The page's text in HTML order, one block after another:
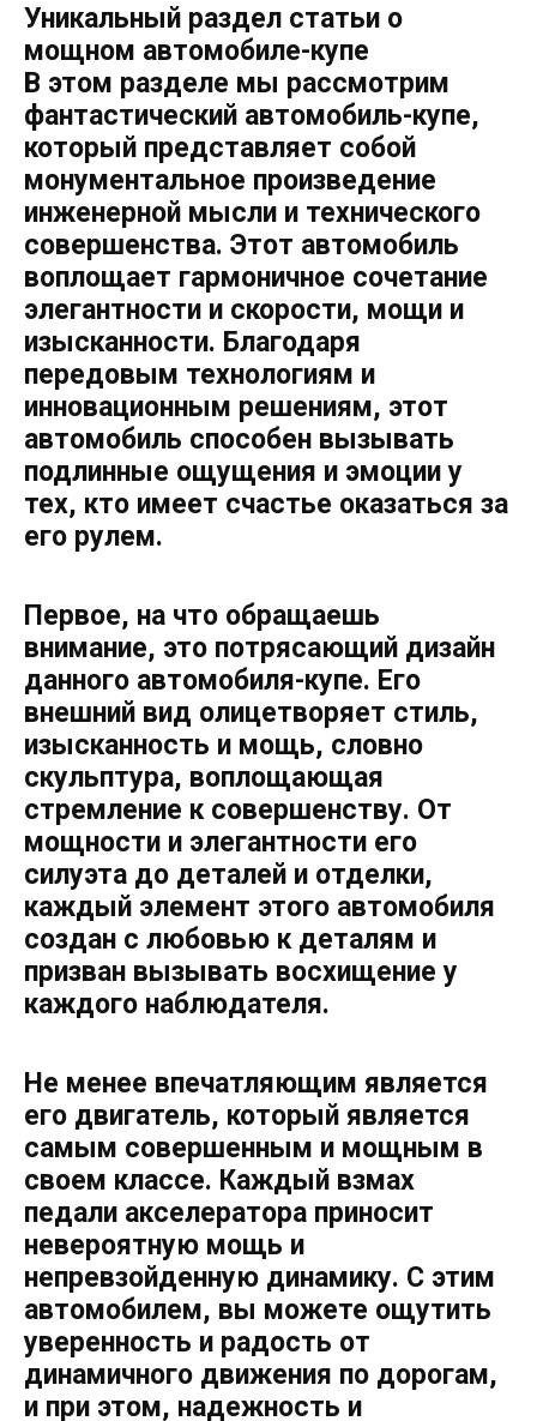
Уникальный раздел статьи о
мощном автомобиле-купе
В этом разделе мы рассмотрим
фантастический автомобиль-купе,
который представляет собой
монументальное произведение
инженерной мысли и технического
совершенства. Этот автомобиль
воплощает гармоничное сочетание
элегантности и скорости, мощи и
изысканности. Благодаря
передовым технологиям и
инновационным решениям, этот
автомобиль способен вызывать
подлинные ощущения и эмоции у
тех, кто имеет счастье оказаться за
его рулем.
Первое, на что обращаешь
внимание, это потрясающий дизайн
данного автомобиля-купе. Его
внешний вид олицетворяет стиль,
изысканность и мощь, словно
скульптура, воплощающая
стремление к совершенству. От
мощности и элегантности его
силуэта до деталей и отделки,
каждый элемент этого автомобиля
создан с любовью к деталям и
призван вызывать восхищение у
каждого наблюдателя.
Не менее впечатляющим является
его двигатель, который является
самым совершенным и мощным в
своем классе. Каждый взмах
педали акселератора приносит
невероятную мощь и
непревзойденную динамику. С этим
автомобилем, вы можете ощутить
уверенность и радость от
динамичного движения по дорогам,
и при этом, надежность и